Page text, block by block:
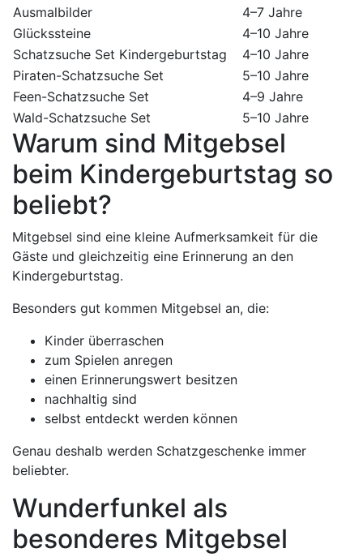
Ausmalbilder
4–7 Jahre
Glückssteine
4–10 Jahre
Schatzsuche Set Kindergeburtstag
4–10 Jahre
Piraten-Schatzsuche Set
5–10 Jahre
Feen-Schatzsuche Set
4–9 Jahre
Wald-Schatzsuche Set
5–10 Jahre
Warum sind Mitgebsel
beim Kindergeburtstag so
beliebt?
Mitgebsel sind eine kleine Aufmerksamkeit für die
Gäste und gleichzeitig eine Erinnerung an den
Kindergeburtstag.
Besonders gut kommen Mitgebsel an, die:
Kinder überraschen
zum Spielen anregen
einen Erinnerungswert besitzen
nachhaltig sind
selbst entdeckt werden können
Genau deshalb werden Schatzgeschenke immer
beliebter.
Wunderfunkel als
besonderes Mitgebsel